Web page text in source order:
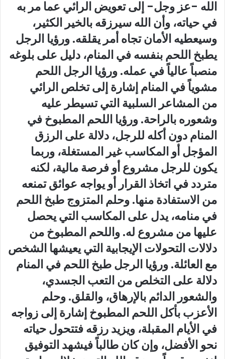
الله -عز وجل- إلى تعويض الرائي عما مر به
في حياته، وأن الله سيرزقه بالخير الكثير،
وسيعطيه الأمان تجاه أمر يقلقه. ورؤيا الرجل
يطبخ اللحم بنفسه في المنام، دليل على بلوغه
منصباً عالياً في عمله. ورؤيا الرجل اللحم
مشوياً في المنام إشارة إلى تخلص الرائي
من المشاعر السلبية التي تسيطر عليه
وشعوره بالراحة. ورؤيا اللحم المطبوخ في
المنام دون أكله للرجل، دلالة على الرزق
المؤجل أو المكاسب غير المستغلة، وربما
يكون للرجل مشروع أو فرصة مالية، لكنه
متردد في اتخاذ القرار أو يواجه عوائق تمنعه
من الاستفادة منها. وحلم المتزوج طبخ اللحم
في منامه، يدل على المكاسب التي يحصل
عليها من مشروع له. واللحم المطبوخ من
دلالات التحولات الإيجابية التي يعيشها الشخص
مع العائلة. ورؤيا الرجل طبخ اللحم في المنام
دلالة على التخلص من التعب الجسدي،
والشعور الدائم بالإرهاق، والقلق. وحلم
الأعزب بأكل اللحم المطبوخ إشارة إلى زواجه
في الأيام المقبلة، ويزيد رزقه فتتحول حياته
نحو الأفضل، وإن كان طالباً فيشهد التوفيق